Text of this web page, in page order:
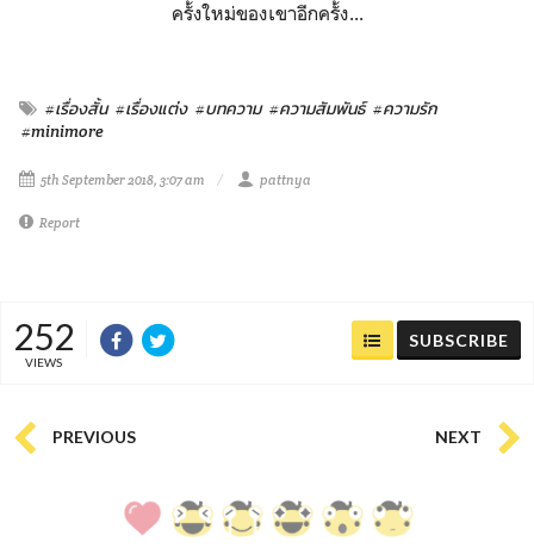
ครั้งใหม่ของเขาอีกครั้ง...
#เรื่องสั้น #เรื่องแต่ง #บทความ #ความสัมพันธ์ #ความรัก
#minimore
5th September 2018, 3:07 am pattnya
Report
252
VIEWS
SUBSCRIBE
PREVIOUS NEXT